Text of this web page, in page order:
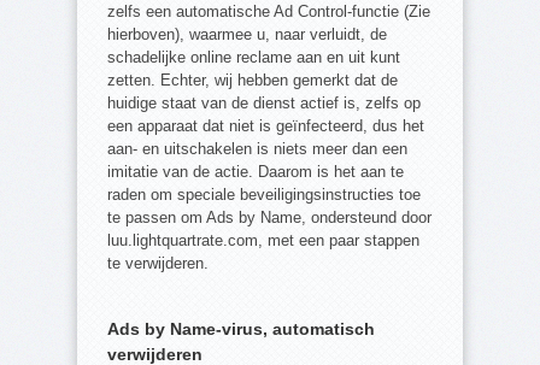
zelfs een automatische Ad Control-functie (Zie
hierboven), waarmee u, naar verluidt, de
schadelijke online reclame aan en uit kunt
zetten. Echter, wij hebben gemerkt dat de
huidige staat van de dienst actief is, zelfs op
een apparaat dat niet is geïnfecteerd, dus het
aan- en uitschakelen is niets meer dan een
imitatie van de actie. Daarom is het aan te
raden om speciale beveiligingsinstructies toe
te passen om Ads by Name, ondersteund door
luu.lightquartrate.com, met een paar stappen
te verwijderen.
Ads by Name-virus, automatisch
verwijderen